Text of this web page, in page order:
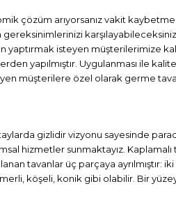
çözüm arıyorsanız vakit
yaptırmak isteyen
yapılmıştır. Uygulanması ile
müşterilere özel olarak germe
gizlidir vizyonu sayesinde
hizmetler sunmaktayız. Kaplamalı
tavanlar üç parçaya ayrılmıştır:
köşeli, konik gibi olabilir. Bir